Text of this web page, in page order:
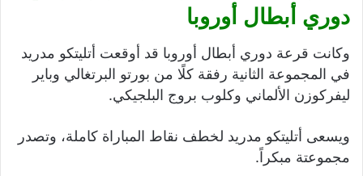
دوري أبطال أوروبا
وكانت قرعة دوري أبطال أوروبا قد أوقعت أتليتكو مدريد
في المجموعة الثانية رفقة كلًا من بورتو البرتغالي وباير
ليفركوزن الألماني وكلوب بروج البلجيكي.
ويسعى أتليتكو مدريد لخطف نقاط المباراة كاملة، وتصدر
مجموعتة مبكراً.